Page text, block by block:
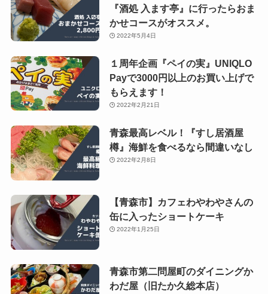
『酒処 入ます亭』に行ったらおま
かせコースがオススメ。
2022年5月4日
１周年企画『ペイの実』UNIQLO
Payで3000円以上のお買い上げで
もらえます！
2022年2月21日
青森最高レベル！『すし居酒屋
樽』海鮮を食べるなら間違いなし
2022年2月8日
【青森市】カフェわやわやさんの
缶に入ったショートケーキ
2022年1月25日
青森市第二問屋町のダイニングか
わだ屋（旧たか久総本店）